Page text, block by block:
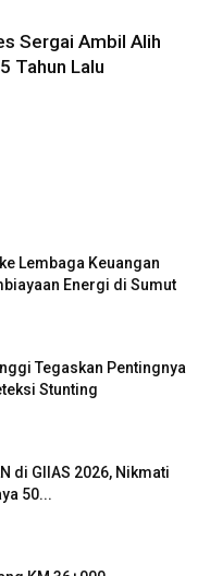
Sergai Ambil Alih
Tahun Lalu
Lembaga Keuangan
Energi di Sumut
Tegaskan Pentingnya
Stunting
di GIIAS 2026, Nikmati
50...